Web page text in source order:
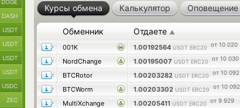
Курсы обмена Калькулятор Оповещение
Обменник Отдаете ▲
001K 1.00192564 USDT ERC20 от 10 020
NordChange
1.00195007 USDT ERC20 от 10 030
BTCRotor
1.00203282 USDT ERC20 от 10 092
BTCWorm
1.00203302 USDT ERC20 от 10 092
MultiXchange
1.00205411 USDT ERC20 от 9 929
DOGE
DASH
USDT
USDT
USDT
USDT
USDC
ZEC